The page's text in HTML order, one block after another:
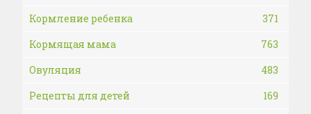
Кормление ребенка
371
Кормящая мама
763
Овуляция
483
Рецепты для детей
169